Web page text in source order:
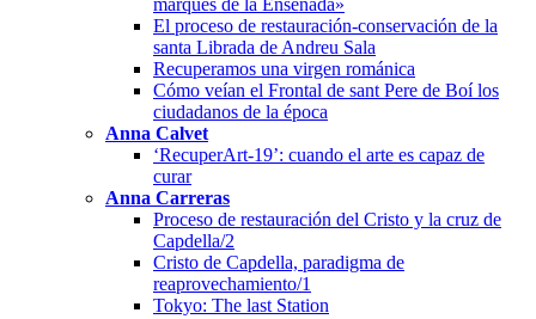
marqués de la Ensenada»
El proceso de restauración-conservación de la
santa Librada de Andreu Sala
Recuperamos una virgen románica
Cómo veían el Frontal de sant Pere de Boí los
ciudadanos de la época
Anna Calvet
‘RecuperArt-19’: cuando el arte es capaz de
curar
Anna Carreras
Proceso de restauración del Cristo y la cruz de
Capdella/2
Cristo de Capdella, paradigma de
reaprovechamiento/1
Tokyo: The last Station